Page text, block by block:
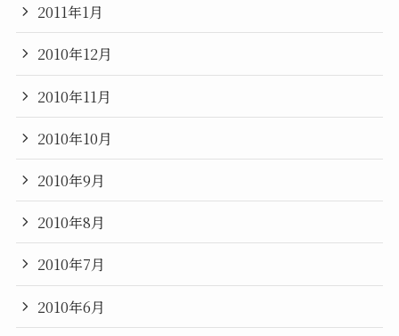
2011年1月
2010年12月
2010年11月
2010年10月
2010年9月
2010年8月
2010年7月
2010年6月